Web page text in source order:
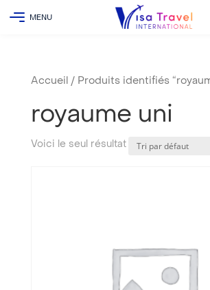
Accueil / Produits identifiés
royaume uni
Voici le seul résultat